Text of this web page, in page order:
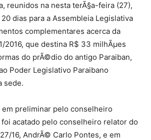
reunidos na nesta terÃ§a-feira (27),
dias para a Assembleia Legislativa
complementares acerca da
2016, que destina R$ 33 milhÃµes
do prÃ©dio do antigo Paraiban,
Poder Legislativo Paraibano
sede.
em preliminar pelo conselheiro
acatado pelo conselheiro relator do
16, AndrÃ© Carlo Pontes, e em